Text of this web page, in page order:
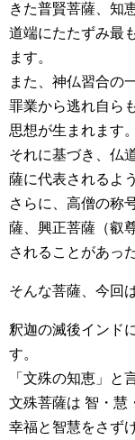
きた普賢菩薩、知
道端にたたずみ最
ます。
また、神仏習合の
罪業から逃れ自ら
思想が生まれます。
それに基づき、仏
薩に代表されるよ
さらに、高僧の称
薩、興正菩薩（叡
されることがあっ
そんな菩薩、今回
釈迦の滅後インド
す。
「文殊の知恵」と
文殊菩薩は 智・慧
幸福と智慧をさず